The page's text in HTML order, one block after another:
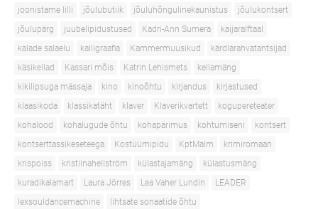
joonistame lilli
jõulubutiik jõuluhõngulinekaunistus
jõulukontsert
jõulupärg
juubelipidustused Kadri-Ann Sumera
kaijaralftaal
kalade salaelu
kalligraafia Kammermuusikud
kärdlarahvatantsijad
käsikellad
Kassari mõis Katrin Lehismets
kellamäng
kikilipsuga mässaja
kino kinoõhtu kirjandus
kirjastused
klaasikoda
klassikatäht klaver Klaverikvartett
kogupereteater
kohalood
kohalugude õhtu kohapärimus kohtumiseni
kontsert
kontserttassikeseteega
Kostüümipidu KptMalm
krimiromaan
krispoiss
kristiinahellström külastajamäng
külastusmäng
kuradikalamart
Laura Jörres Lea Vaher Lundin
LEADER
lexsouldancemachine
lihtsate sonaatide õhtu